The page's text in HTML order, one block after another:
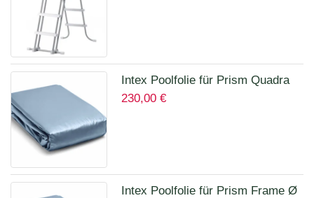
Intex Poolfolie für Prism Quadra
400 x 200 x 100 cm 12135A
230,00 €
Intex Poolfolie für Prism Frame Ø